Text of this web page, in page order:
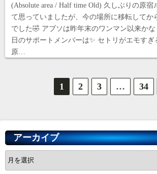
(Absolute area / Half time Old) 久しぶりの原宿
て思っていましたが、今の場所に移転してか
でした🤣 アブソは昨年末のワンマン以来かな
日のサポートメンバーは✨ セトリがエモすぎ
原…
ペ
ー
1 2 3 … 34
アーカイブ
ア
ー